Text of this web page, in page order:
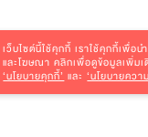
เว็บไซต์นี้ใช้คุกกี้ เราใช้คุกกี้เพื่อน
และโฆษณา คลิกเพื่อดูข้อมูลเพิ่มเ
‘นโยบายคุกกี้’ และ‘นโยบายควา